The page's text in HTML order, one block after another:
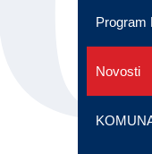
Program
Novosti